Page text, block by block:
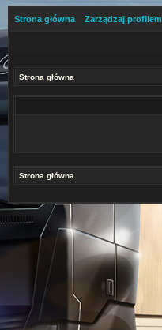
Strona główna Zarządzaj profilem
Strona główna
Strona główna